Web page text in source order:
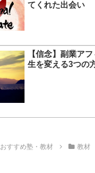
てくれた出会い
【信念】副業ア
生を変える3つの
おすすめ塾・教材 教材